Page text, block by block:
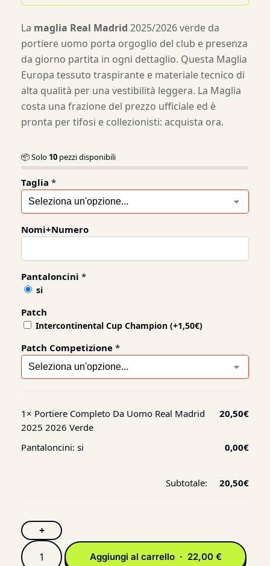
La maglia Real Madrid 2025/2026 verde da
portiere uomo porta orgoglio del club e presenza
da giorno partita in ogni dettaglio. Questa Maglia
Europa tessuto traspirante e materiale tecnico di
alta qualità per una vestibilità leggera. La Maglia
costa una frazione del prezzo ufficiale ed è
pronta per tifosi e collezionisti: acquista ora.
📦 Solo 10 pezzi disponibili
Taglia *
Nomi+Numero
Pantaloncini *
si
Patch
Intercontinental Cup Champion (+1,50€)
Patch Competizione *
1× Portiere Completo Da Uomo Real Madrid
2025 2026 Verde
20,50€
Pantaloncini: si 0,00€
Subtotale: 20,50€
+
Aggiungi al carrello · 22,00 €